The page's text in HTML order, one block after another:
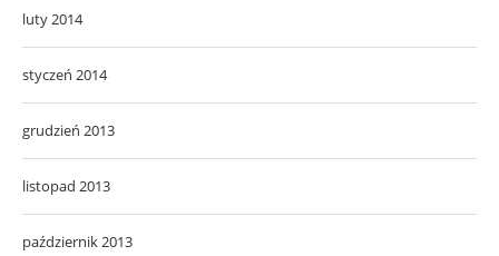
luty 2014
styczeń 2014
grudzień 2013
listopad 2013
październik 2013